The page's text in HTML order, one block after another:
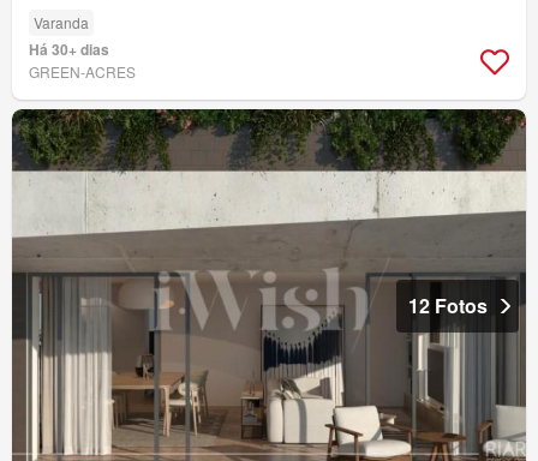
Varanda
Há 30+ dias
GREEN-ACRES
12 Fotos